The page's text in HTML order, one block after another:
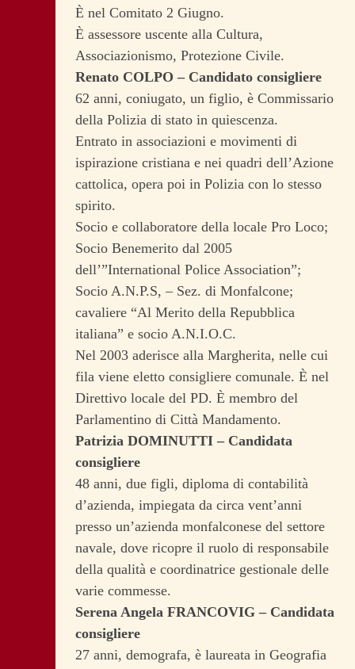
È nel Comitato 2 Giugno.
È assessore uscente alla Cultura,
Associazionismo, Protezione Civile.
Renato COLPO – Candidato consigliere
62 anni, coniugato, un figlio, è Commissario
della Polizia di stato in quiescenza.
Entrato in associazioni e movimenti di
ispirazione cristiana e nei quadri dell’Azione
cattolica, opera poi in Polizia con lo stesso
spirito.
Socio e collaboratore della locale Pro Loco;
Socio Benemerito dal 2005
dell’”International Police Association”;
Socio A.N.P.S, – Sez. di Monfalcone;
cavaliere “Al Merito della Repubblica
italiana” e socio A.N.I.O.C.
Nel 2003 aderisce alla Margherita, nelle cui
fila viene eletto consigliere comunale. È nel
Direttivo locale del PD. È membro del
Parlamentino di Città Mandamento.
Patrizia DOMINUTTI – Candidata
consigliere
48 anni, due figli, diploma di contabilità
d’azienda, impiegata da circa vent’anni
presso un’azienda monfalconese del settore
navale, dove ricopre il ruolo di responsabile
della qualità e coordinatrice gestionale delle
varie commesse.
Serena Angela FRANCOVIG – Candidata
consigliere
27 anni, demografa, è laureata in Geografia